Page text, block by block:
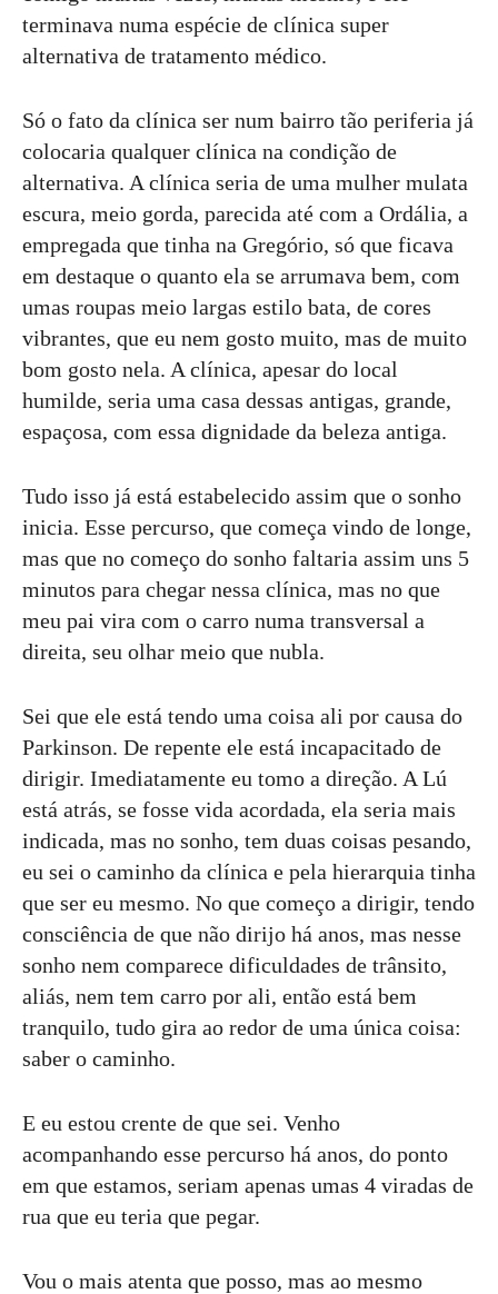
terminava numa espécie de clínica super
alternativa de tratamento médico.
Só o fato da clínica ser num bairro tão periferia já
colocaria qualquer clínica na condição de
alternativa. A clínica seria de uma mulher mulata
escura, meio gorda, parecida até com a Ordália, a
empregada que tinha na Gregório, só que ficava
em destaque o quanto ela se arrumava bem, com
umas roupas meio largas estilo bata, de cores
vibrantes, que eu nem gosto muito, mas de muito
bom gosto nela. A clínica, apesar do local
humilde, seria uma casa dessas antigas, grande,
espaçosa, com essa dignidade da beleza antiga.
Tudo isso já está estabelecido assim que o sonho
inicia. Esse percurso, que começa vindo de longe,
mas que no começo do sonho faltaria assim uns 5
minutos para chegar nessa clínica, mas no que
meu pai vira com o carro numa transversal a
direita, seu olhar meio que nubla.
Sei que ele está tendo uma coisa ali por causa do
Parkinson. De repente ele está incapacitado de
dirigir. Imediatamente eu tomo a direção. A Lú
está atrás, se fosse vida acordada, ela seria mais
indicada, mas no sonho, tem duas coisas pesando,
eu sei o caminho da clínica e pela hierarquia tinha
que ser eu mesmo. No que começo a dirigir, tendo
consciência de que não dirijo há anos, mas nesse
sonho nem comparece dificuldades de trânsito,
aliás, nem tem carro por ali, então está bem
tranquilo, tudo gira ao redor de uma única coisa:
saber o caminho.
E eu estou crente de que sei. Venho
acompanhando esse percurso há anos, do ponto
em que estamos, seriam apenas umas 4 viradas de
rua que eu teria que pegar.
Vou o mais atenta que posso, mas ao mesmo